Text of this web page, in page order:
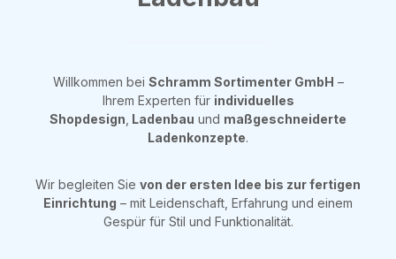
Willkommen bei Schramm Sortimenter GmbH –
Ihrem Experten für individuelles
Shopdesign Ladenbau und maßgeschneiderte
Ladenkonzepte.
Wir begleiten Sie von der ersten Idee bis zur fertigen
Einrichtung – mit Leidenschaft, Erfahrung und einem
Gespür für Stil und Funktionalität.